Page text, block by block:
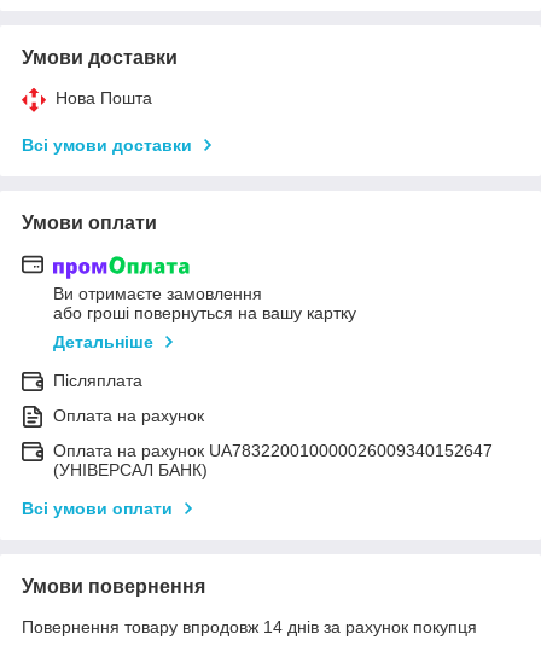
Умови доставки
Нова Пошта
Всі умови доставки
Умови оплати
Ви отримаєте замовлення
або гроші повернуться на вашу картку
Детальніше
Післяплата
Оплата на рахунок
Оплата на рахунок UA783220010000026009340152647
(УНІВЕРСАЛ БАНК)
Всі умови оплати
Умови повернення
Повернення товару впродовж 14 днів за рахунок покупця